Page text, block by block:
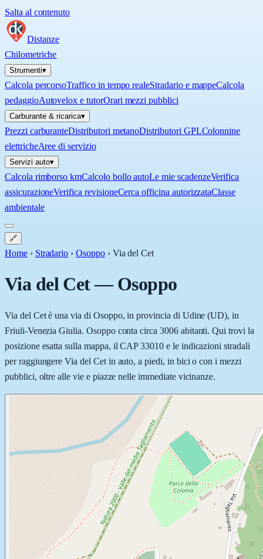
Salta al contenuto
Distanze
Chilometriche
Strumenti▾
Calcola percorsoTraffico in tempo realeStradario e mappeCalcola
pedaggioAutovelox e tutorOrari mezzi pubblici
Carburante & ricarica▾
Prezzi carburanteDistributori metanoDistributori GPLColonnine
elettricheAree di servizio
Servizi auto▾
Calcola rimborso kmCalcolo bollo autoLe mie scadenzeVerifica
assicurazioneVerifica revisioneCerca officina autorizzataClasse
ambientale
🔗
Home › Stradario › Osoppo › Via del Cet
Via del Cet—Osoppo
Via del Cet è una via di Osoppo, in provincia di Udine (UD), in
Friuli-Venezia Giulia. Osoppo conta circa 3006 abitanti. Qui trovi la
posizione esatta sulla mappa, il CAP 33010 e le indicazioni stradali
per raggiungere Via del Cet in auto, a piedi, in bici o con i mezzi
pubblici, oltre alle vie e piazze nelle immediate vicinanze.